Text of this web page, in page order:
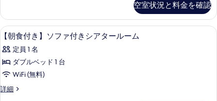
条
件
付
き
シ
ア
タ
ー
ル
ソ
フ
ァ
き
シ
タ
ー
ル
空室状況と料金を確認
【朝
食
付
き】
フ
デスク、防音設備、WiFi (無料)、ベッ
1
【朝食付き】ソファ付きシアタールーム
定員 1 名
ダブルベッド 1 台
WiFi (無料)
詳細
【朝